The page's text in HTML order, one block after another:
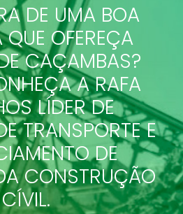
DE UMA BOA
QUE OFEREÇA
CAÇAMBAS?
A RAFA
LÍDER DE
TRANSPORTE E
DE
CONSTRUÇÃO
CÍVIL.